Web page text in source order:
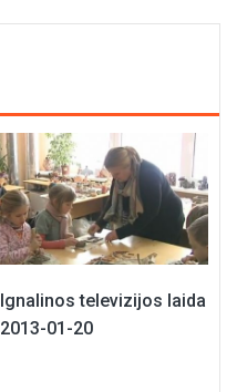
Ignalinos televizijos laida
2013-01-20